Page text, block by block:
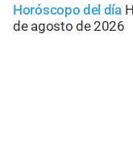
Horóscopo del día
de agosto de 2026